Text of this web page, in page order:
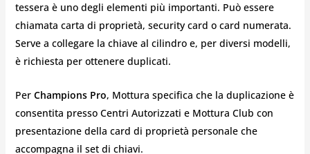
tessera è uno degli elementi più importanti. Può essere
chiamata carta di proprietà, security card o card numerata.
Serve a collegare la chiave al cilindro e, per diversi modelli,
è richiesta per ottenere duplicati.
Per Champions Pro, Mottura specifica che la duplicazione è
consentita presso Centri Autorizzati e Mottura Club con
presentazione della card di proprietà personale che
accompagna il set di chiavi.